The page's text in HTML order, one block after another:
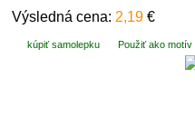
Výsledná cena: 2,19 €
kúpiť samolepku Použiť ako motív